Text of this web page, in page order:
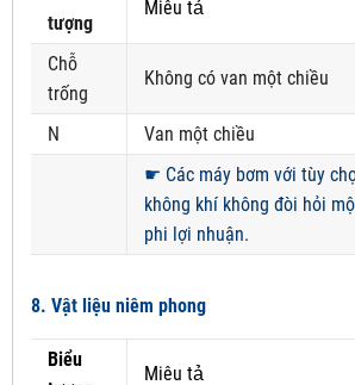
tượng
Miêu tả
Chỗ
trống
Không có van một chiều
N
Van một chiều
☛ Các máy bơm với tùy
không khí không đòi hỏi
phi lợi nhuận.
8. Vật liệu niêm phong
Biểu
Miêu tả